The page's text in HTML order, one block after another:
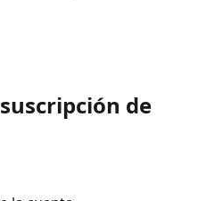
de